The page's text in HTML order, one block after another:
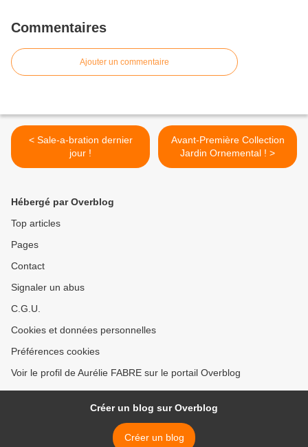
Commentaires
Ajouter un commentaire
< Sale-a-bration dernier
jour !
Avant-Première Collection
Jardin Ornemental ! >
Hébergé par Overblog
Top articles
Pages
Contact
Signaler un abus
C.G.U.
Cookies et données personnelles
Préférences cookies
Voir le profil de Aurélie FABRE sur le portail Overblog
Créer un blog sur Overblog
Créer un blog